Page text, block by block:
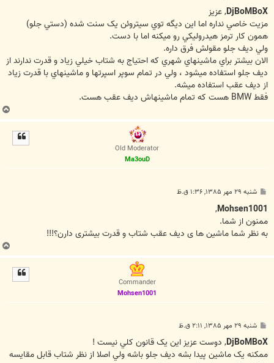
ت
DjBoMBoX, عزيز
مزيت خاصي نداره اما اين ديگه توي سيتروئن يک سنت شده (دستي جلو)
همون کار ترمز هيدروليکي رو ميکنه اما با دست.
ولي ديف جلو مقولش فرق داره.
الان بيشتر براي ماشينهاي شهري که احتياج به شتاب خيلي زياد و قدرت ندارند از
ديف جلو استفاده ميشود ، ولي در تمام سوپر اسپرتها و ماشينهاي با قدرت زياد
از ديف عقب استفاده ميشه.
فقط BMW هست که تمام ماشينهاش ديف عقب هست.
Old Moderator
Ma3ouD
ت
شنبه ۲۹ مهر ۱۳۸۵, ۱:۳۶ ق.ظ
Mohsen1001
,
ممنون از شما.
به نظر شما ماشین ها ی دیف عقب شتاب و قدرت بیشتری دارن؟!!!
Commander
Mohsen1001
ت
شنبه ۲۹ مهر ۱۳۸۵, ۲:۱۱ ق.ظ
DjBoMBoX, دوست عزيز اين يک قانون کلي نيست !
ممکنه يک ماشين پيدا بشه ديف جلو باشه ولي اصلا از نظر شتاب قابل مقايسه